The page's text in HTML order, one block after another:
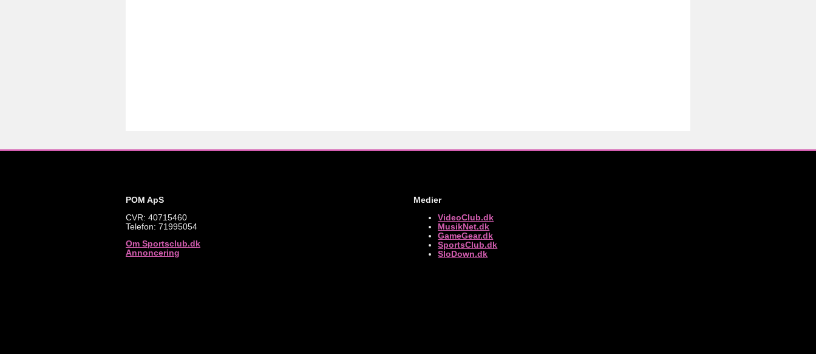
POM ApS
CVR: 40715460
Telefon: 71995054
Om Sportsclub.dk
Annoncering
Medier
VideoClub.dk
MusikNet.dk
GameGear.dk
SportsClub.dk
SloDown.dk